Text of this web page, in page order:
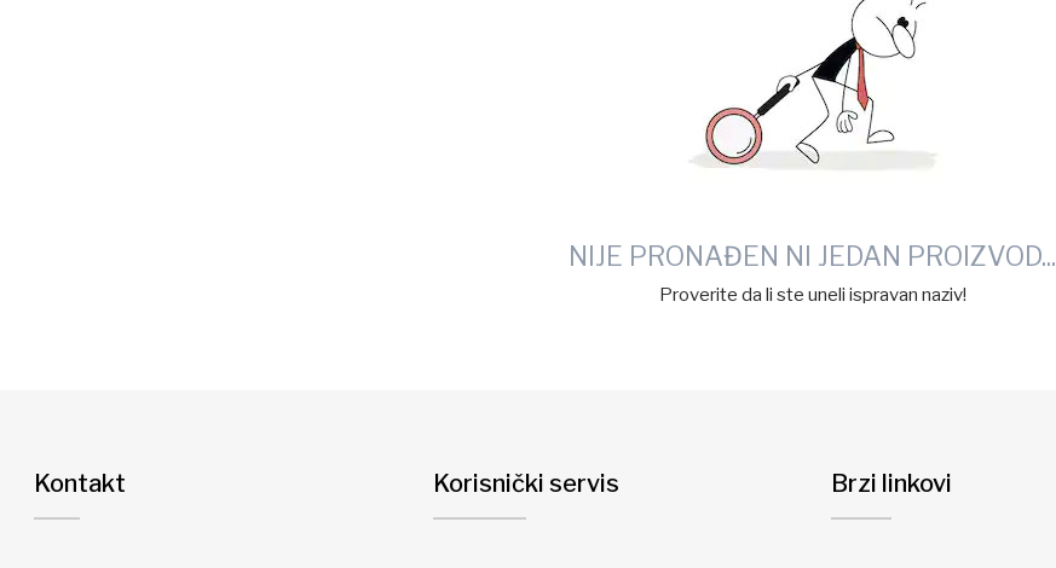
NIJE PRONAĐEN NI JEDAN PROIZVOD...
Proverite da li ste uneli ispravan naziv!
Kontakt Korisnički servis Brzi linkovi